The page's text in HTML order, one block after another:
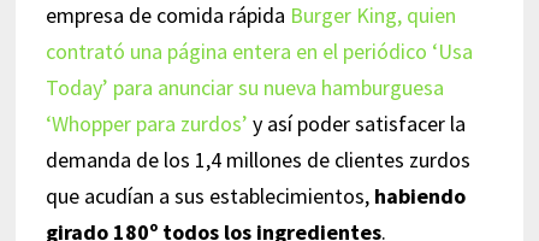
empresa de comida rápida Burger King, quien
contrató una página entera en el periódico ‘Usa
Today’ para anunciar su nueva hamburguesa
‘Whopper para zurdos’ y así poder satisfacer la
demanda de los 1,4 millones de clientes zurdos
que acudían a sus establecimientos,habiendo
girado 180º todos los ingredientes.